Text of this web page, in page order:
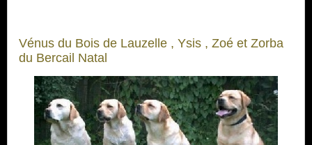
Vénus du Bois de Lauzelle , Ysis , Zoé et Zorba
du Bercail Natal